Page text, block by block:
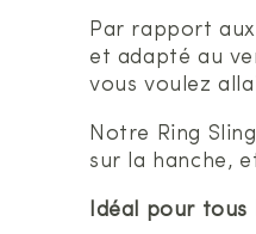
Par rapport
et adapté au
vous voulez
Notre Ring
sur la hanche,
Idéal pour tous